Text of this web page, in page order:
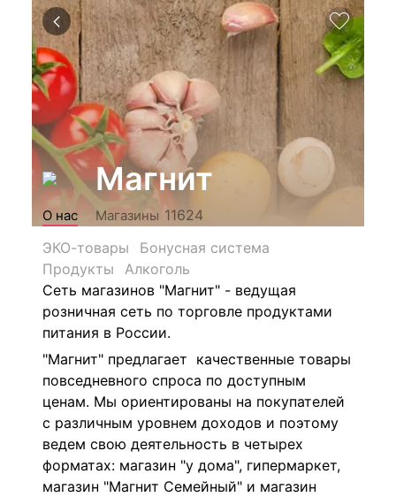
Магнит
О нас Магазины 11624
ЭКО-товары
Бонусная система
Продукты
Алкоголь
Сеть магазинов "Магнит" - ведущая
розничная сеть по торговле продуктами
питания в России.
"Магнит" предлагает качественные товары
повседневного спроса по доступным
ценам. Мы ориентированы на покупателей
с различным уровнем доходов и поэтому
ведем свою деятельность в четырех
форматах: магазин "у дома", гипермаркет,
магазин "Магнит Семейный" и магазин